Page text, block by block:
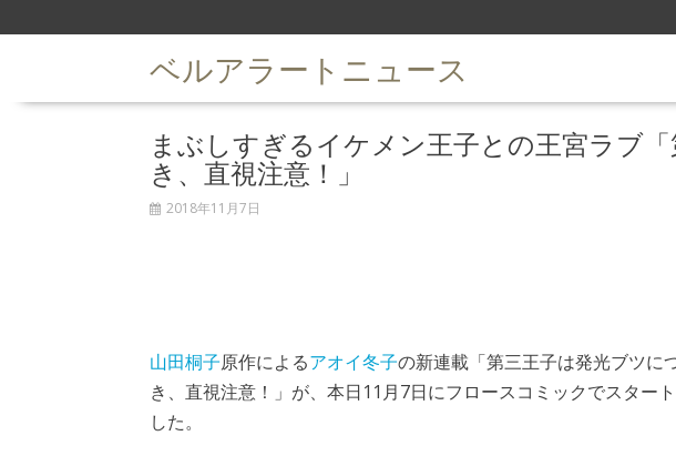
k
ベルアラートニュース
まぶしすぎるイケメン王子との王宮ラブ
き、直視注意！」
2018年11月7日
山田桐子原作によるアオイ冬子の新連載「第三王子は発光ブツに
き、直視注意！」が、本日11月7日にフロースコミックでスタート
した。